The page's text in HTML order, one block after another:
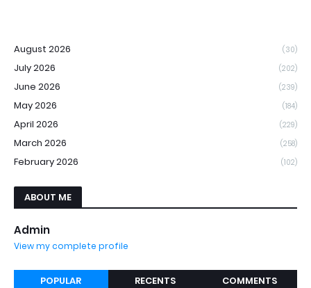
August 2026 (30)
July 2026 (202)
June 2026 (239)
May 2026 (184)
April 2026 (229)
March 2026 (258)
February 2026 (102)
ABOUT ME
Admin
View my complete profile
POPULAR RECENTS COMMENTS